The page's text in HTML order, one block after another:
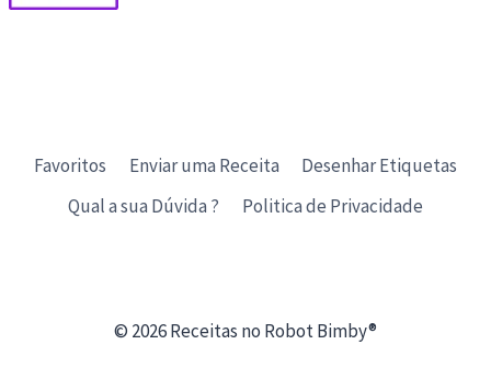
Favoritos Enviar uma Receita
Desenhar Etiquetas
Qual a sua Dúvida ?
Politica de Privacidade
© 2026 Receitas no Robot Bimby®